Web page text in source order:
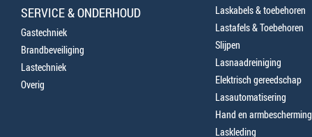
SERVICE & ONDERHOUD
Gastechniek
Brandbeveiliging
Lastechniek
Overig
Laskabels & toebehoren
Lastafels & Toebehoren
Slijpen
Lasnaadreiniging
Elektrisch gereedschap
Lasautomatisering
Hand en armbescherming
Laskleding